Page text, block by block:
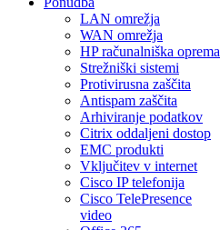
LAN omrežja
WAN omrežja
HP računalniška oprema
Strežniški sistemi
Protivirusna zaščita
Antispam zaščita
Arhiviranje podatkov
Citrix oddaljeni dostop
EMC produkti
Vključitev v internet
Cisco IP telefonija
Cisco TelePresence
video